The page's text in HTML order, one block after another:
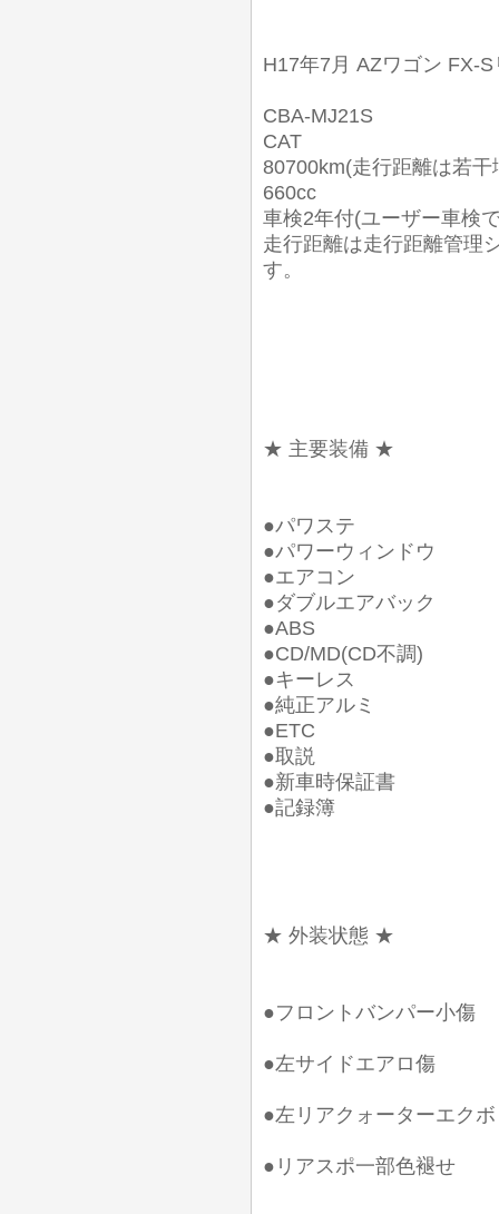
H17年7月 AZワゴン FX-
CBA-MJ21S
CAT
80700km(走行距離は若干
660cc
車検2年付(ユーザー車検
走行距離は走行距離管理
す。
★ 主要装備 ★
●パワステ
●パワーウィンドウ
●エアコン
●ダブルエアバック
●ABS
●CD/MD(CD不調)
●キーレス
●純正アルミ
●ETC
●取説
●新車時保証書
●記録簿
★ 外装状態 ★
●フロントバンパー小傷
●左サイドエアロ傷
●左リアクォーターエクボ
●リアスポ一部色褪せ